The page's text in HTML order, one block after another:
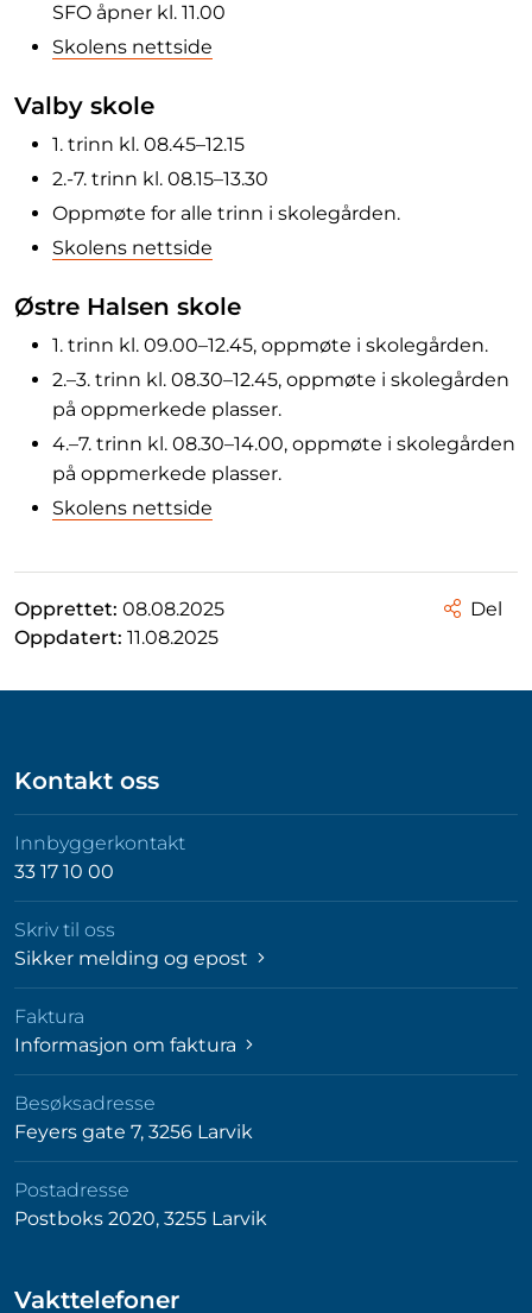
SFO åpner kl. 11.00
Skolens nettside
Valby skole
1. trinn kl. 08.45–12.15
2.-7. trinn kl. 08.15–13.30
Oppmøte for alle trinn i skolegården.
Skolens nettside
Østre Halsen skole
1. trinn kl. 09.00–12.45, oppmøte i skolegården.
2.–3. trinn kl. 08.30–12.45, oppmøte i skolegården
på oppmerkede plasser.
4.–7. trinn kl. 08.30–14.00, oppmøte i skolegården
på oppmerkede plasser.
Skolens nettside
Opprettet: 08.08.2025
Oppdatert: 11.08.2025
Del
Kontakt oss
Innbyggerkontakt
33 17 10 00
Skriv til oss
Sikker melding og epost
Faktura
Informasjon om faktura
Besøksadresse
Feyers gate 7, 3256 Larvik
Postadresse
Postboks 2020, 3255 Larvik
Vakttelefoner